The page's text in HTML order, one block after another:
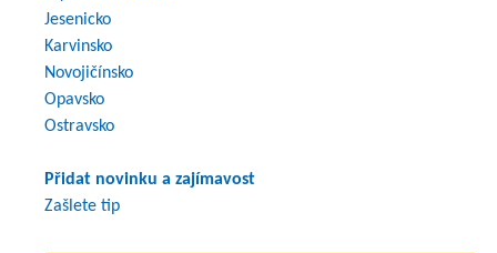
Jesenicko
Karvinsko
Novojičínsko
Opavsko
Ostravsko
Přidat novinku a zajímavost
Zašlete tip